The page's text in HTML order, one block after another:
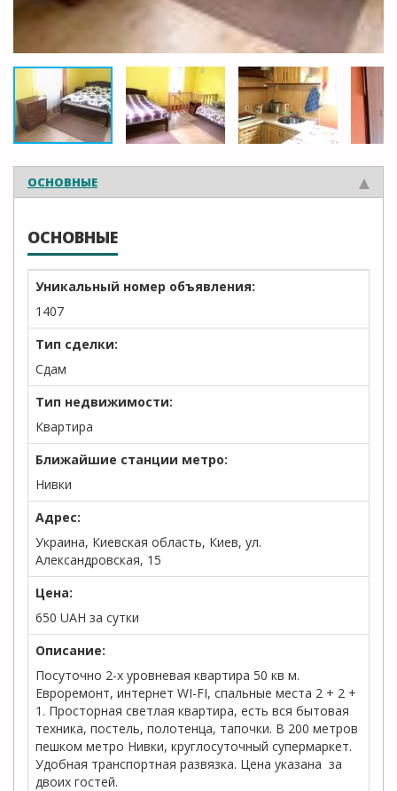
ОСНОВНЫЕ
ОСНОВНЫЕ
Уникальный номер объявления:
1407
Тип сделки:
Сдам
Тип недвижимости:
Квартира
Ближайшие станции метро:
Нивки
Адрес:
Украина, Киевская область, Киев, ул.
Александровская, 15
Цена:
650 UAH за сутки
Описание:
Посуточно 2-х уровневая квартира 50 кв м.
Евроремонт, интернет WI-FI, спальные места 2 + 2 +
1. Просторная светлая квартира, есть вся бытовая
техника, постель, полотенца, тапочки. В 200 метров
пешком метро Нивки, круглосуточный супермаркет.
Удобная транспортная развязка. Цена указана за
двоих гостей.